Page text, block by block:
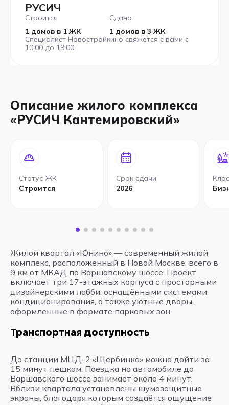
РУСИЧ
Строится
1 домов в 1 ЖК
Сдано
1 домов в 3 ЖК
Специалист Новостройкино свяжется с вами с
10:00 до 19:00
Описание жилого комплекса
«РУСИЧ Кантемировский»
Статус ЖК
Строится
Срок сдачи
2026
Жилой квартал «Юнино» — современный жилой
комплекс, расположенный в Новой Москве, всего в
9 км от МКАД по Варшавскому шоссе. Проект
включает три 17-этажных корпуса с просторными
дизайнерскими лобби, оснащёнными системами
кондиционирования, а также уютные дворы,
оформленные в формате парковых зон.
Транспортная доступность
До станции МЦД-2 «Щербинка» можно дойти за
15 минут пешком. Поездка на автомобиле до
Варшавского шоссе занимает около 4 минут.
Вблизи квартала установлены шумозащитные
экраны, благодаря которым создаётся ощущение